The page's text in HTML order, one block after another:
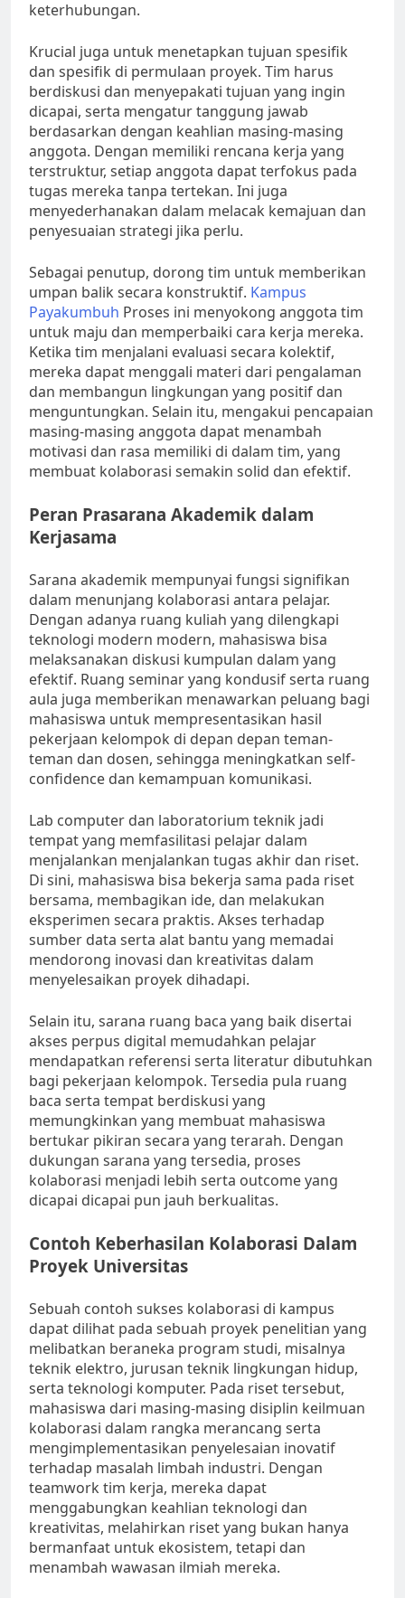
keterhubungan.
Krucial juga untuk menetapkan tujuan spesifik
dan spesifik di permulaan proyek. Tim harus
berdiskusi dan menyepakati tujuan yang ingin
dicapai, serta mengatur tanggung jawab
berdasarkan dengan keahlian masing-masing
anggota. Dengan memiliki rencana kerja yang
terstruktur, setiap anggota dapat terfokus pada
tugas mereka tanpa tertekan. Ini juga
menyederhanakan dalam melacak kemajuan dan
penyesuaian strategi jika perlu.
Sebagai penutup, dorong tim untuk memberikan
umpan balik secara konstruktif. Kampus
Payakumbuh Proses ini menyokong anggota tim
untuk maju dan memperbaiki cara kerja mereka.
Ketika tim menjalani evaluasi secara kolektif,
mereka dapat menggali materi dari pengalaman
dan membangun lingkungan yang positif dan
menguntungkan. Selain itu, mengakui pencapaian
masing-masing anggota dapat menambah
motivasi dan rasa memiliki di dalam tim, yang
membuat kolaborasi semakin solid dan efektif.
Peran Prasarana Akademik dalam
Kerjasama
Sarana akademik mempunyai fungsi signifikan
dalam menunjang kolaborasi antara pelajar.
Dengan adanya ruang kuliah yang dilengkapi
teknologi modern modern, mahasiswa bisa
melaksanakan diskusi kumpulan dalam yang
efektif. Ruang seminar yang kondusif serta ruang
aula juga memberikan menawarkan peluang bagi
mahasiswa untuk mempresentasikan hasil
pekerjaan kelompok di depan depan teman-
teman dan dosen, sehingga meningkatkan self-
confidence dan kemampuan komunikasi.
Lab computer dan laboratorium teknik jadi
tempat yang memfasilitasi pelajar dalam
menjalankan menjalankan tugas akhir dan riset.
Di sini, mahasiswa bisa bekerja sama pada riset
bersama, membagikan ide, dan melakukan
eksperimen secara praktis. Akses terhadap
sumber data serta alat bantu yang memadai
mendorong inovasi dan kreativitas dalam
menyelesaikan proyek dihadapi.
Selain itu, sarana ruang baca yang baik disertai
akses perpus digital memudahkan pelajar
mendapatkan referensi serta literatur dibutuhkan
bagi pekerjaan kelompok. Tersedia pula ruang
baca serta tempat berdiskusi yang
memungkinkan yang membuat mahasiswa
bertukar pikiran secara yang terarah. Dengan
dukungan sarana yang tersedia, proses
kolaborasi menjadi lebih serta outcome yang
dicapai dicapai pun jauh berkualitas.
Contoh Keberhasilan Kolaborasi Dalam
Proyek Universitas
Sebuah contoh sukses kolaborasi di kampus
dapat dilihat pada sebuah proyek penelitian yang
melibatkan beraneka program studi, misalnya
teknik elektro, jurusan teknik lingkungan hidup,
serta teknologi komputer. Pada riset tersebut,
mahasiswa dari masing-masing disiplin keilmuan
kolaborasi dalam rangka merancang serta
mengimplementasikan penyelesaian inovatif
terhadap masalah limbah industri. Dengan
teamwork tim kerja, mereka dapat
menggabungkan keahlian teknologi dan
kreativitas, melahirkan riset yang bukan hanya
bermanfaat untuk ekosistem, tetapi dan
menambah wawasan ilmiah mereka.